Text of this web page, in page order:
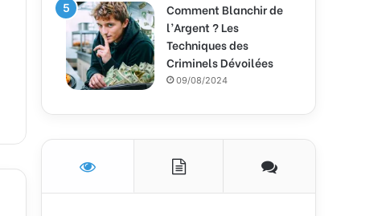
Comment Blanchir de
l’Argent ? Les
Techniques des
Criminels Dévoilées
09/08/2024